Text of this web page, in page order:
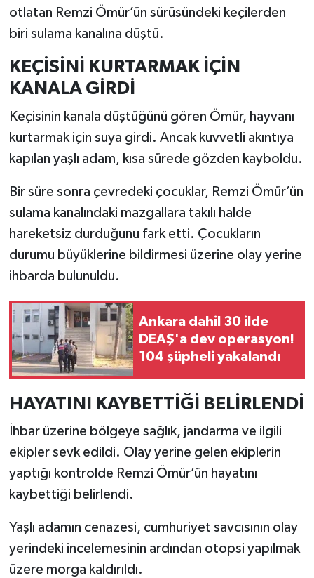
otlatan Remzi Ömür’ün sürüsündeki keçilerden
biri sulama kanalına düştü.
KEÇİSİNİ KURTARMAK İÇİN
KANALA GİRDİ
Keçisinin kanala düştüğünü gören Ömür, hayvanı
kurtarmak için suya girdi. Ancak kuvvetli akıntıya
kapılan yaşlı adam, kısa sürede gözden kayboldu.
Bir süre sonra çevredeki çocuklar, Remzi Ömür’ün
sulama kanalındaki mazgallara takılı halde
hareketsiz durduğunu fark etti. Çocukların
durumu büyüklerine bildirmesi üzerine olay yerine
ihbarda bulunuldu.
Ankara dahil 30 ilde
DEAŞ'a dev operasyon!
104 şüpheli yakalandı
HAYATINI KAYBETTİĞİ BELİRLENDİ
İhbar üzerine bölgeye sağlık, jandarma ve ilgili
ekipler sevk edildi. Olay yerine gelen ekiplerin
yaptığı kontrolde Remzi Ömür’ün hayatını
kaybettiği belirlendi.
Yaşlı adamın cenazesi, cumhuriyet savcısının olay
yerindeki incelemesinin ardından otopsi yapılmak
üzere morga kaldırıldı.